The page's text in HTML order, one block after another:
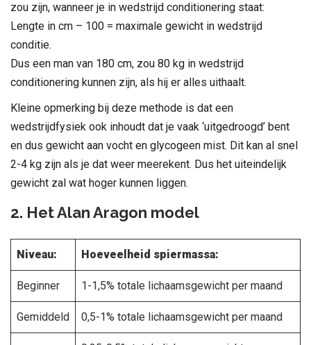
zou zijn, wanneer je in wedstrijd conditionering staat:
Lengte in cm – 100 = maximale gewicht in wedstrijd
conditie.
Dus een man van 180 cm, zou 80 kg in wedstrijd
conditionering kunnen zijn, als hij er alles uithaalt.
Kleine opmerking bij deze methode is dat een
wedstrijdfysiek ook inhoudt dat je vaak ‘uitgedroogd’ bent
en dus gewicht aan vocht en glycogeen mist. Dit kan al snel
2-4 kg zijn als je dat weer meerekent. Dus het uiteindelijk
gewicht zal wat hoger kunnen liggen.
2. Het Alan Aragon model
Niveau: Hoeveelheid spiermassa:
Beginner 1-1,5% totale lichaamsgewicht per maand
Gemiddeld 0,5-1% totale lichaamsgewicht per maand